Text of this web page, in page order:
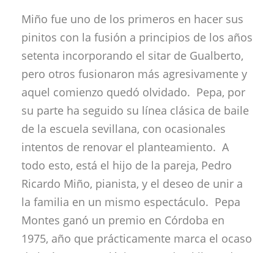
Miño fue uno de los primeros en hacer sus
pinitos con la fusión a principios de los años
setenta incorporando el sitar de Gualberto,
pero otros fusionaron más agresivamente y
aquel comienzo quedó olvidado. Pepa, por
su parte ha seguido su línea clásica de baile
de la escuela sevillana, con ocasionales
intentos de renovar el planteamiento. A
todo esto, está el hijo de la pareja, Pedro
Ricardo Miño, pianista, y el deseo de unir a
la familia en un mismo espectáculo. Pepa
Montes ganó un premio en Córdoba en
1975, año que prácticamente marca el ocaso